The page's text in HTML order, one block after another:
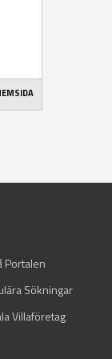
Portalen
Sökningar
Villaföretag